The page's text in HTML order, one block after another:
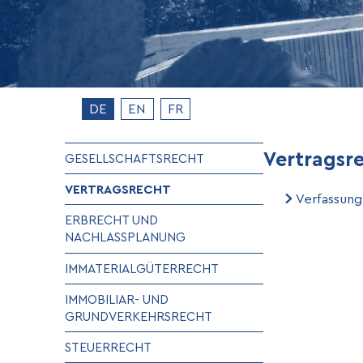
DE EN FR
GESELLSCHAFTSRECHT
VERTRAGSRECHT
ERBRECHT UND
NACHLASSPLANUNG
IMMATERIALGÜTERRECHT
IMMOBILIAR- UND
GRUNDVERKEHRSRECHT
STEUERRECHT